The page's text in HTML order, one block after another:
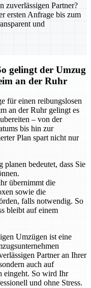
zuverlässigen Partner?
ersten Anfrage bis zum
und
gelingt der Umzug
an der Ruhr
für einen reibungslosen
an der Ruhr gelingt es
– von der
bis hin zur
Plan spart nicht nur
bedeutet, dass Sie
übernimmt die
sowie die
falls notwendig. So
bleibt auf einem
Umzügen ist eine
Partner an Ihrer
auch auf
eingeht. So wird Ihr
und ohne Stress.